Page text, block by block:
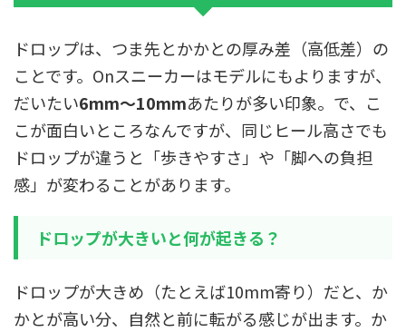
ドロップは、つま先とかかとの厚み差（高低差）の
ことです。Onスニーカーはモデルにもよりますが、
だいたい6mm〜10mmあたりが多い印象。で、こ
こが面白いところなんですが、同じヒール高さでも
ドロップが違うと「歩きやすさ」や「脚への負担
感」が変わることがあります。
ドロップが大きいと何が起きる？
ドロップが大きめ（たとえば10mm寄り）だと、か
かとが高い分、自然と前に転がる感じが出ます。か